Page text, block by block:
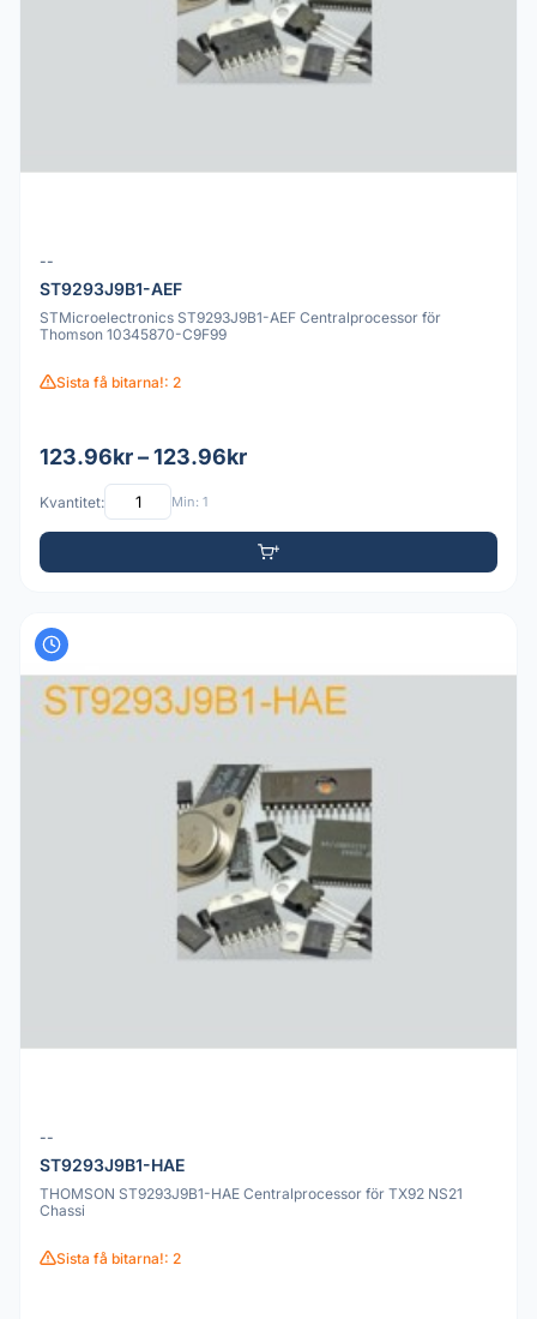
--
ST9293J9B1-AEF
STMicroelectronics ST9293J9B1-AEF Centralprocessor för
Thomson 10345870-C9F99
Sista få bitarna!: 2
123.96kr – 123.96kr
Kvantitet: Min: 1
--
ST9293J9B1-HAE
THOMSON ST9293J9B1-HAE Centralprocessor för TX92 NS21
Chassi
Sista få bitarna!: 2